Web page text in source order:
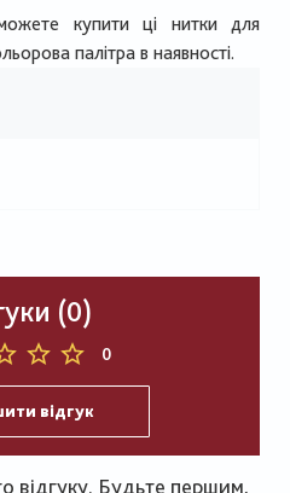
купити ці нитки для
палітра в наявності.
(0)
0
відгук
Будьте першим,